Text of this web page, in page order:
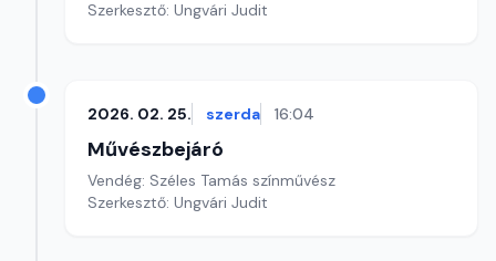
Szerkesztő: Ungvári Judit
2026. 02. 25. szerda 16:04
Művészbejáró
Vendég: Széles Tamás színművész
Szerkesztő: Ungvári Judit